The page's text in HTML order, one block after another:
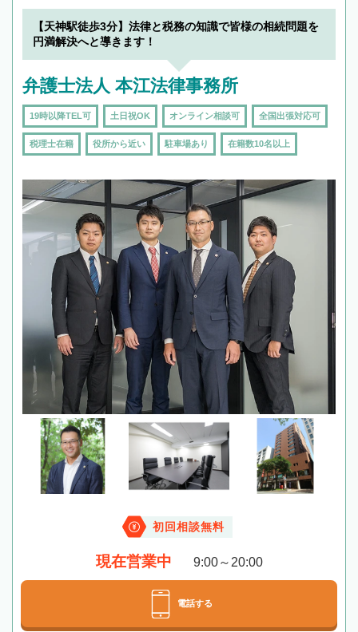
【天神駅徒歩3分】法律と税務の知識で皆様の相続問題を
円満解決へと導きます！
弁護士法人 本江法律事務所
19時以降TEL可 土日祝OK オンライン相談可 全国出張対応可
税理士在籍 役所から近い 駐車場あり 在籍数10名以上
初回相談無料
現在営業中 9:00～20:00
電話する